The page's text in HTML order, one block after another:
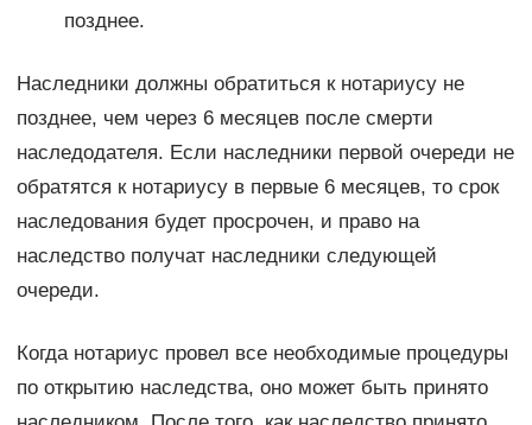
позднее.
Наследники должны обратиться к нотариусу не
позднее, чем через 6 месяцев после смерти
наследодателя. Если наследники первой очереди не
обратятся к нотариусу в первые 6 месяцев, то срок
наследования будет просрочен, и право на
наследство получат наследники следующей
очереди.
Когда нотариус провел все необходимые процедуры
по открытию наследства, оно может быть принято